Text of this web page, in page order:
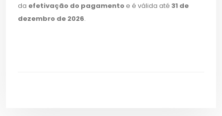
da efetivação do pagamento e é válida até 31 de
dezembro de 2026.